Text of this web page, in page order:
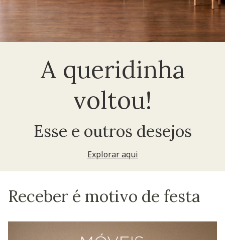
A queridinha
voltou!
Esse e outros desejos
Explorar aqui
Receber é motivo de festa